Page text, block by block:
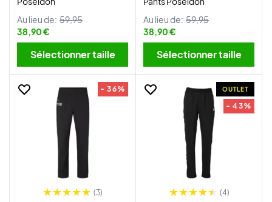
Au lieu de: 59,95
38,90 €
Sélectionner taille
Au lieu de: 59,95
38,90 €
Sélectionner taille
- 36%
(3)
OUTLET
- 43%
(4)